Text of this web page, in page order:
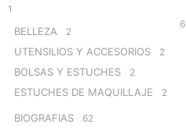
1
BELLEZA 2
UTENSILIOS Y ACCESORIOS 2
BOLSAS Y ESTUCHES 2
ESTUCHES DE MAQUILLAJE 2
BIOGRAFIAS 62
6